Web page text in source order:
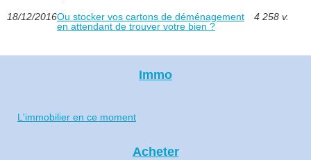
18/12/2016Ou stocker vos cartons de déménagement
en attendant de trouver votre bien ?
4 258 v.
Immo
L'immobilier en ce moment
Acheter